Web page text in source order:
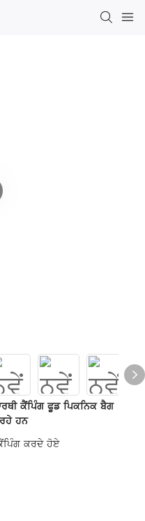
ਕੈਂਪਿੰਗ ਫੂਡ ਪਿਕਨਿਕ ਬੈਗ
ਹਨ
ਕਰਦੇ ਹੋਏ